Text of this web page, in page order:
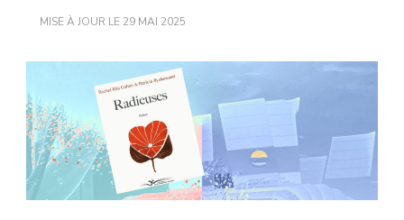
MISE À JOUR LE 29 MAI 2025